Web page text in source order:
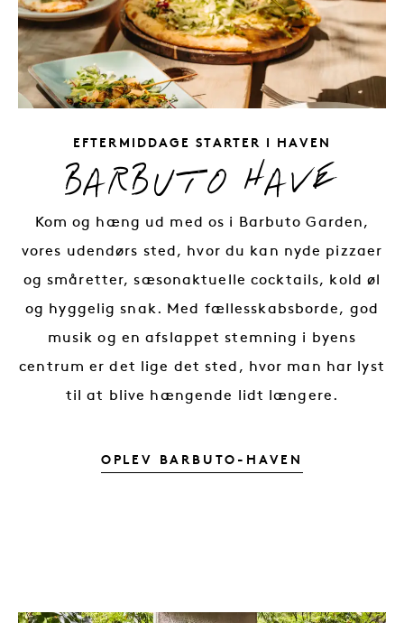
SLOGAN: HYGGELIGE
EFTERMIDDAGE STARTER I HAVEN
BARBUTO HAVE
Kom og hæng ud med os i Barbuto Garden,
vores udendørs sted, hvor du kan nyde pizzaer
og småretter, sæsonaktuelle cocktails, kold øl
og hyggelig snak. Med fællesskabsborde, god
musik og en afslappet stemning i byens
centrum er det lige det sted, hvor man har lyst
til at blive hængende lidt længere.
OPLEV BARBUTO-HAVEN